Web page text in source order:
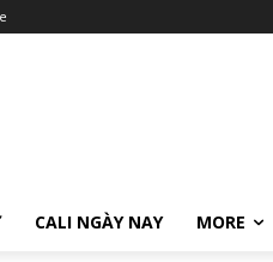
CALI NGÀY NAY MORE